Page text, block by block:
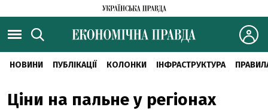
НОВИНИ ПУБЛІКАЦІЇ КОЛОНКИ ІНФРАСТРУКТУРА
Ціни на пальне у регіонах